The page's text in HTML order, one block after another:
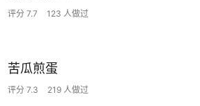
评分 7.7 123 人做过
苦瓜煎蛋
评分 7.3 219 人做过